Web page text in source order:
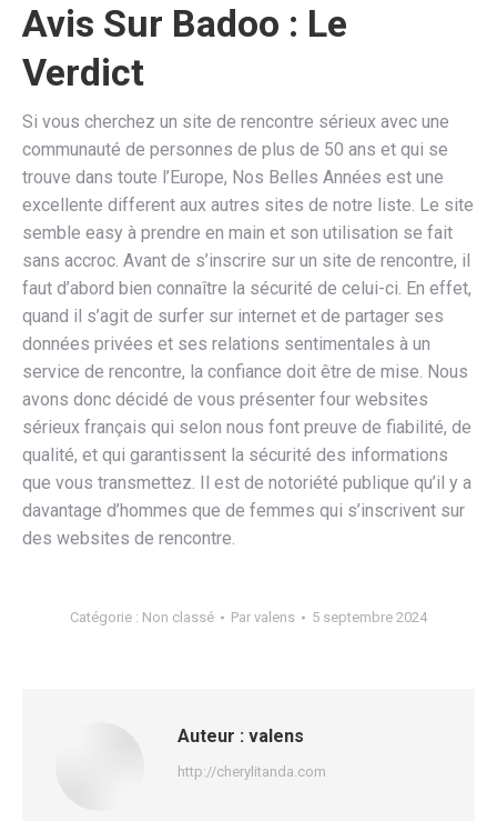
Avis Sur Badoo : Le
Verdict
Si vous cherchez un site de rencontre sérieux avec une
communauté de personnes de plus de 50 ans et qui se
trouve dans toute l’Europe, Nos Belles Années est une
excellente different aux autres sites de notre liste. Le site
semble easy à prendre en main et son utilisation se fait
sans accroc. Avant de s’inscrire sur un site de rencontre, il
faut d’abord bien connaître la sécurité de celui-ci. En effet,
quand il s’agit de surfer sur internet et de partager ses
données privées et ses relations sentimentales à un
service de rencontre, la confiance doit être de mise. Nous
avons donc décidé de vous présenter four websites
sérieux français qui selon nous font preuve de fiabilité, de
qualité, et qui garantissent la sécurité des informations
que vous transmettez. Il est de notoriété publique qu’il y a
davantage d’hommes que de femmes qui s’inscrivent sur
des websites de rencontre.
Catégorie : Non classé Par valens 5 septembre 2024
Auteur : valens
http://cherylitanda.com